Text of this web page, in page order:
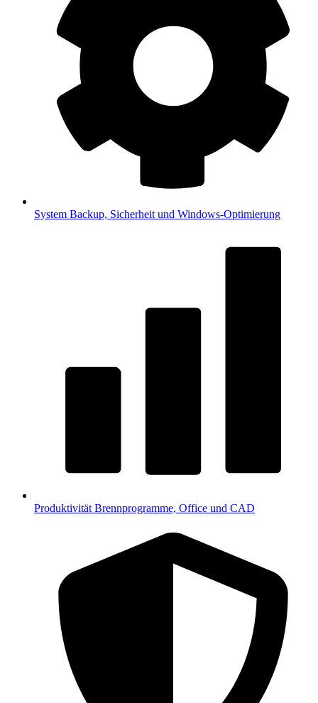
System Backup, Sicherheit und Windows-Optimierung
Produktivität Brennprogramme, Office und CAD